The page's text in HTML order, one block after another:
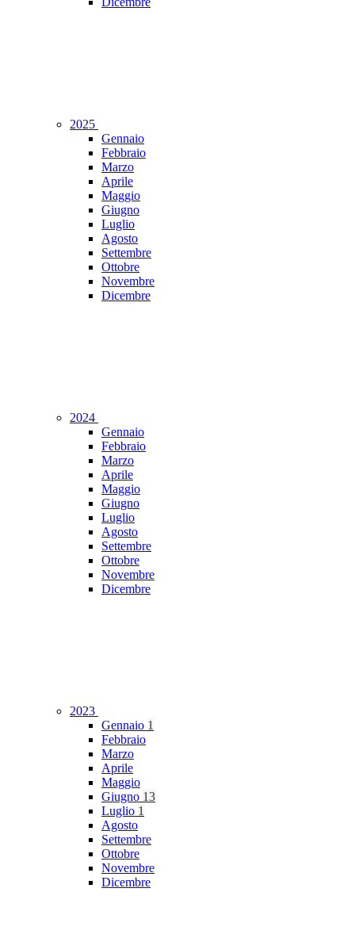
2025
Gennaio
Febbraio
Marzo
Aprile
Maggio
Giugno
Luglio
Agosto
Settembre
Ottobre
Novembre
Dicembre
2024
Gennaio
Febbraio
Marzo
Aprile
Maggio
Giugno
Luglio
Agosto
Settembre
Ottobre
Novembre
Dicembre
2023
Gennaio 1
Febbraio
Marzo
Aprile
Maggio
Giugno 13
Luglio 1
Agosto
Settembre
Ottobre
Novembre
Dicembre